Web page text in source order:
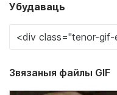
Убудаваць
Звязаныя файлы GIF